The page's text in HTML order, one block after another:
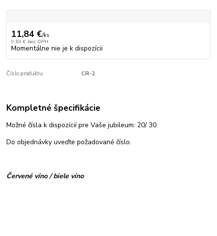
11,84 €/ks
9,63 € bez DPH
Momentálne nie je k dispozícii
Číslo produktu: CR-2
Kompletné špecifikácie
Možné čísla k dispozícií pre Vaše jubileum: 20/ 30
Do objednávky uveďte požadované číslo.
Červené víno / biele víno